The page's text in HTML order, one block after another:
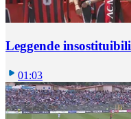
Leggende insostituibili
01:03